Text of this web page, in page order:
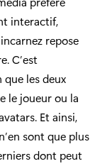
interactif,
repose
C’est
les deux
le joueur ou la
Et ainsi,
sont que plus
dont peut